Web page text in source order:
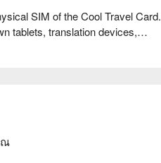
SIM of the Cool Travel Card.
tablets, translation devices,
ณ